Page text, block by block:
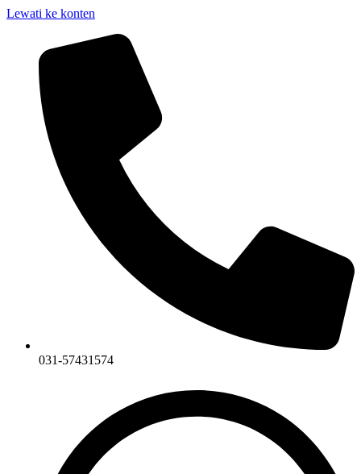
Lewati ke konten
031-57431574